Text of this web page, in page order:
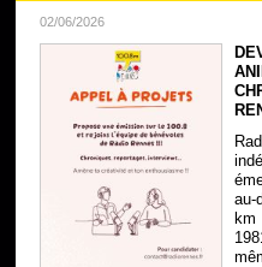
02/06/2026
au-
km